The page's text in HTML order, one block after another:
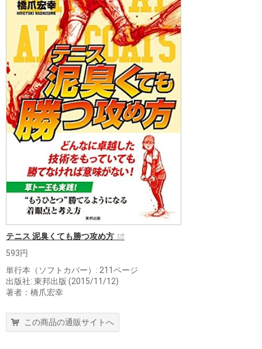
テニス 泥臭くても勝つ攻め方
593円
単行本（ソフトカバー）: 211ページ
出版社: 東邦出版 (2015/11/12)
著者：橋爪宏幸
この商品の通販サイトへ